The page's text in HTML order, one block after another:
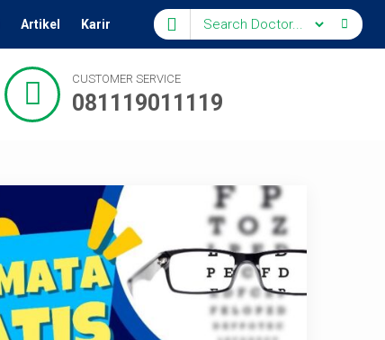
Artikel Karir
CUSTOMER SERVICE
081119011119